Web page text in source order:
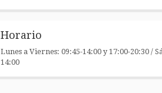
Horario
Lunes a Viernes: 09:45-14:00 y 17:00-20:30 /
14:00